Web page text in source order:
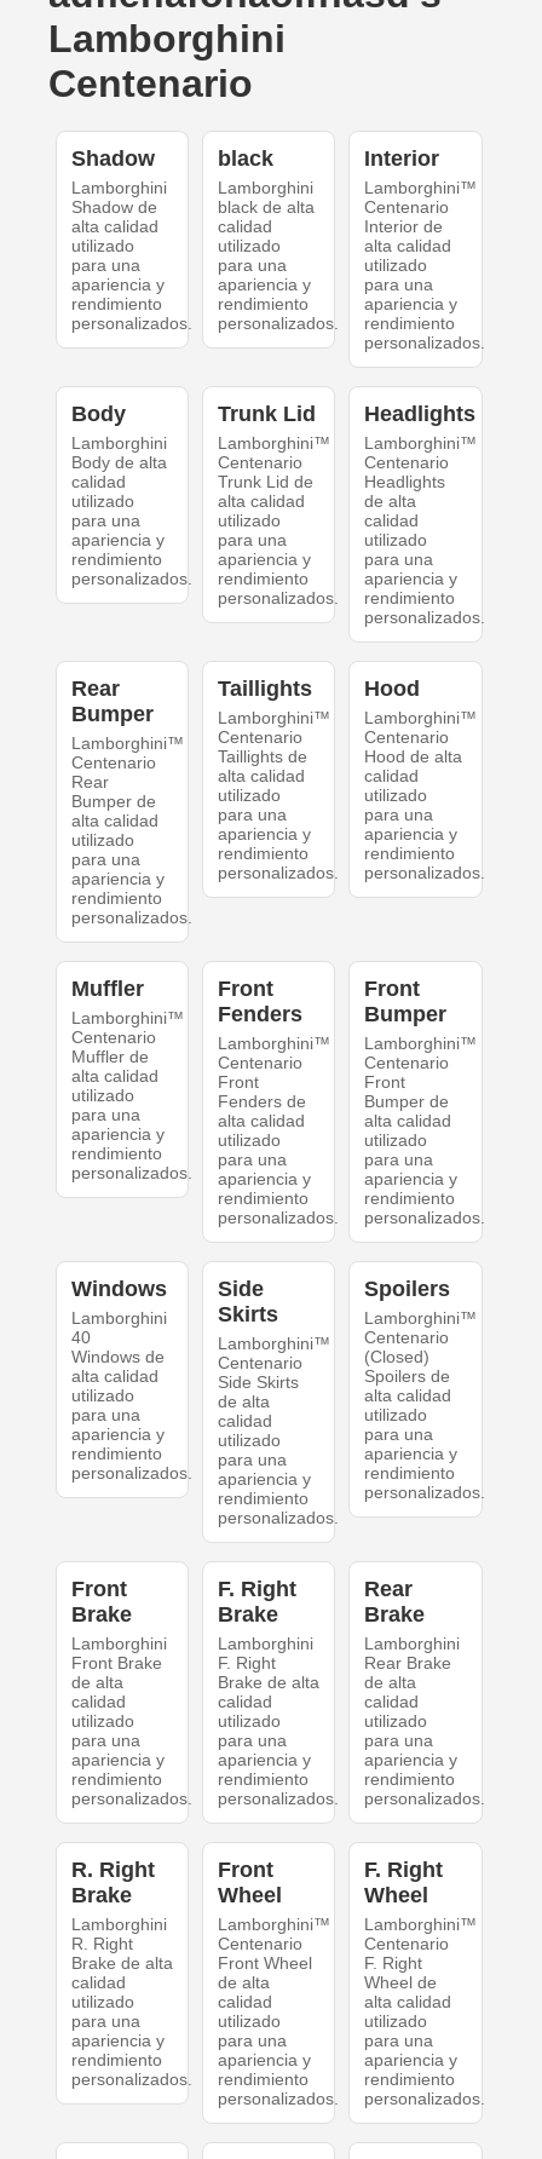
Lamborghini
Centenario
Shadow
Lamborghini
Shadow de
alta calidad
utilizado
para una
apariencia y
rendimiento
personalizados.
black
Lamborghini
black de alta
calidad
utilizado
para una
apariencia y
rendimiento
personalizados.
Interior
Lamborghini™
Centenario
Interior de
alta calidad
utilizado
para una
apariencia y
rendimiento
personalizados.
Body
Lamborghini
Body de alta
calidad
utilizado
para una
apariencia y
rendimiento
personalizados.
Trunk Lid
Lamborghini™
Centenario
Trunk Lid de
alta calidad
utilizado
para una
apariencia y
rendimiento
personalizados.
Headlights
Lamborghini™
Centenario
Headlights
de alta
calidad
utilizado
para una
apariencia y
rendimiento
personalizados.
Rear
Bumper
Lamborghini™
Centenario
Rear
Bumper de
alta calidad
utilizado
para una
apariencia y
rendimiento
personalizados.
Taillights
Lamborghini™
Centenario
Taillights de
alta calidad
utilizado
para una
apariencia y
rendimiento
personalizados.
Hood
Lamborghini™
Centenario
Hood de alta
calidad
utilizado
para una
apariencia y
rendimiento
personalizados.
Muffler
Lamborghini™
Centenario
Muffler de
alta calidad
utilizado
para una
apariencia y
rendimiento
personalizados.
Front
Fenders
Lamborghini™
Centenario
Front
Fenders de
alta calidad
utilizado
para una
apariencia y
rendimiento
personalizados.
Front
Bumper
Lamborghini™
Centenario
Front
Bumper de
alta calidad
utilizado
para una
apariencia y
rendimiento
personalizados.
Windows
Lamborghini
40
Windows de
alta calidad
utilizado
para una
apariencia y
rendimiento
personalizados.
Side
Skirts
Lamborghini™
Centenario
Side Skirts
de alta
calidad
utilizado
para una
apariencia y
rendimiento
personalizados.
Spoilers
Lamborghini™
Centenario
(Closed)
Spoilers de
alta calidad
utilizado
para una
apariencia y
rendimiento
personalizados.
Front
Brake
Lamborghini
Front Brake
de alta
calidad
utilizado
para una
apariencia y
rendimiento
personalizados.
F. Right
Brake
Lamborghini
F. Right
Brake de alta
calidad
utilizado
para una
apariencia y
rendimiento
personalizados.
Rear
Brake
Lamborghini
Rear Brake
de alta
calidad
utilizado
para una
apariencia y
rendimiento
personalizados.
R. Right
Brake
Lamborghini
R. Right
Brake de alta
calidad
utilizado
para una
apariencia y
rendimiento
personalizados.
Front
Wheel
Lamborghini™
Centenario
Front Wheel
de alta
calidad
utilizado
para una
apariencia y
rendimiento
personalizados.
F. Right
Wheel
Lamborghini™
Centenario
F. Right
Wheel de
alta calidad
utilizado
para una
apariencia y
rendimiento
personalizados.